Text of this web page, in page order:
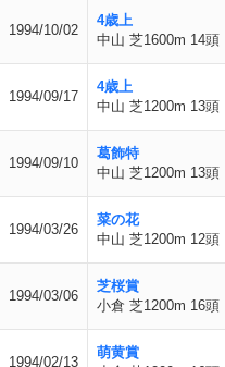
1994/10/02
4歳上
中山 芝1600m 14頭
1994/09/17
4歳上
中山 芝1200m 13頭
1994/09/10
葛飾特
中山 芝1200m 13頭
1994/03/26
菜の花
中山 芝1200m 12頭
1994/03/06
芝桜賞
小倉 芝1200m 16頭
1994/02/13
萌黄賞